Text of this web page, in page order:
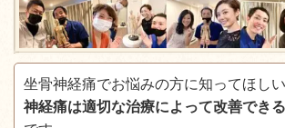
坐骨神経痛でお悩みの方に知ってほし
神経痛は適切な治療によって改善できる